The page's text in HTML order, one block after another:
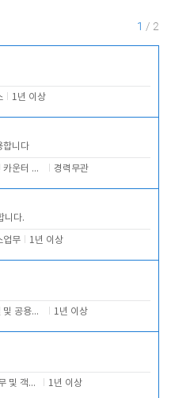
1 / 2
1년 이상
합니다
전반적인 카운터 업무 경력무관
니다.
업무 1년 이상
호텔객실 및 공용시설 청소 관리 1년 이상
카운터 업무 및 객실관리(청소상태 확인, 객실판매) 1년 이상